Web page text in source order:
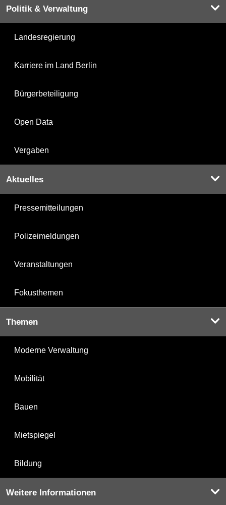
Politik & Verwaltung
Landesregierung
Karriere im Land Berlin
Bürgerbeteiligung
Open Data
Vergaben
Aktuelles
Pressemitteilungen
Polizeimeldungen
Veranstaltungen
Fokusthemen
Themen
Moderne Verwaltung
Mobilität
Bauen
Mietspiegel
Bildung
Weitere Informationen